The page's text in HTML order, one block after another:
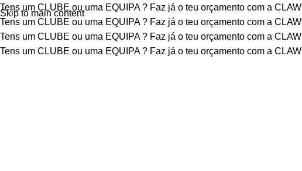
Skip to main content
Tens um CLUBE ou uma EQUIPA ? Faz já o teu orçamento com a CLAW
Tens um CLUBE ou uma EQUIPA ? Faz já o teu orçamento com a CLAW
Tens um CLUBE ou uma EQUIPA ? Faz já o teu orçamento com a CLAW
Tens um CLUBE ou uma EQUIPA ? Faz já o teu orçamento com a CLAW